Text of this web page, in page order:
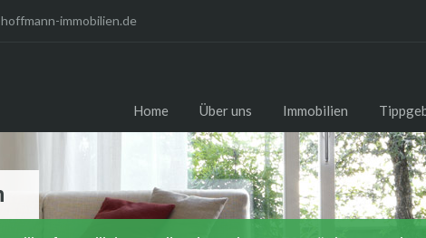
immobilien.de
Home Über uns Immobilien